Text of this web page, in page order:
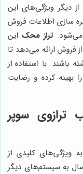
دیگر ویژگی‌های این
سازی اطلاعات فروش
تراز محک این
فروش ارائه می‌دهد تا
باشند. با استفاده از
بهینه کرده و رضایت
ترازوی سوپر
ویژگی‌های کلیدی از
به سیستم‌های دیگر